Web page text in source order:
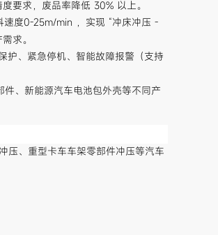
要求，废品率降低 30% 以上。
速度0-25m/min ，实现 “冲床冲压 -
求。
护、紧急停机、智能故障报警（支持
、新能源汽车电池包外壳等不同产
、重型卡车车架零部件冲压等汽车